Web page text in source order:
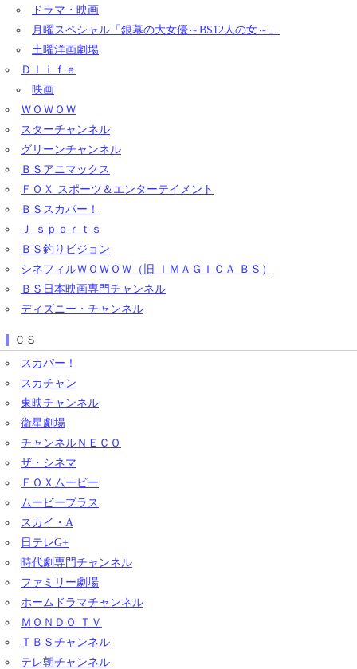
ドラマ・映画
月曜スペシャル「銀幕の大女優～BS12人の女～」
土曜洋画劇場
Ｄｌｉｆｅ
映画
ＷＯＷＯＷ
スターチャンネル
グリーンチャンネル
ＢＳアニマックス
ＦＯＸ スポーツ＆エンターテイメント
ＢＳスカパー！
Ｊ ｓｐｏｒｔｓ
ＢＳ釣りビジョン
シネフィルＷＯＷＯＷ（旧 ＩＭＡＧＩＣＡ ＢＳ）
ＢＳ日本映画専門チャンネル
ディズニー・チャンネル
ＣＳ
スカパー！
スカチャン
東映チャンネル
衛星劇場
チャンネルＮＥＣＯ
ザ・シネマ
ＦＯＸムービー
ムービープラス
スカイ・A
日テレG+
時代劇専門チャンネル
ファミリー劇場
ホームドラマチャンネル
ＭＯＮＤＯ ＴＶ
ＴＢＳチャンネル
テレ朝チャンネル